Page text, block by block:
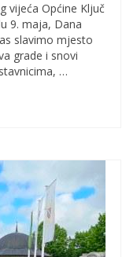
vijeća Općine Ključ
9. maja, Dana
slavimo mjesto
grade i snovi
…